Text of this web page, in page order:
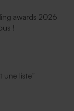
awards 2026
!
une liste"